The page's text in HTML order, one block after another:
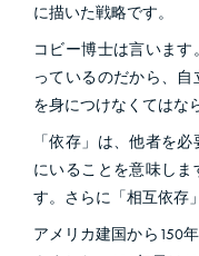
に描いた戦略です。
コビー博士は言いま
っているのだから、
を身につけなくてはな
「依存」は、他者を
にいることを意味し
す。さらに「相互依存
アメリカ建国から 150